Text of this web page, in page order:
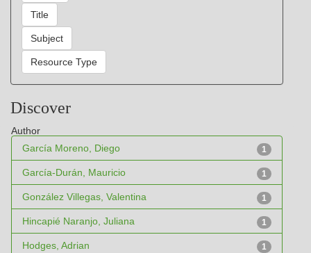
Discover
Author
1
García Moreno, Diego
1
García-Durán, Mauricio
1
González Villegas, Valentina
1
Hincapié Naranjo, Juliana
1
Hodges, Adrian